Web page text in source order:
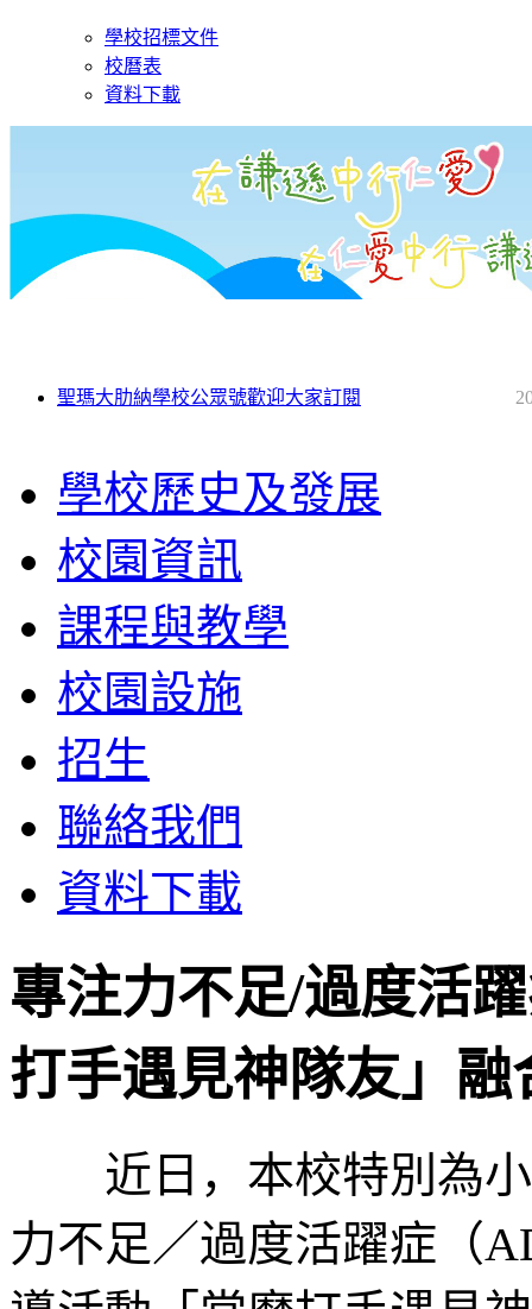
學校招標文件
校曆表
資料下載
聖瑪大肋納學校公眾號歡迎大家訂閱
學校歷史及發展
校園資訊
課程與教學
校園設施
招生
聯絡我們
資料下載
專注力不足/過度活
打手遇見神隊友」融
近日，本校特別為小
力不足／過度活躍症（